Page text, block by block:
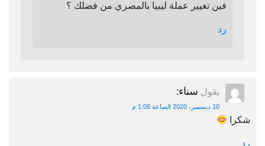
فين تغيير عملة ليبيا بالمصري من فضلك ؟
رد
يقول سناء:
10 ديسمبر، 2020 الساعة 1:06 م
شكرا
رد